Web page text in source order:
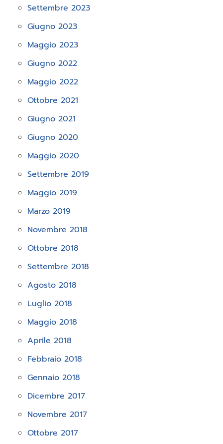
Settembre 2023
Giugno 2023
Maggio 2023
Giugno 2022
Maggio 2022
Ottobre 2021
Giugno 2021
Giugno 2020
Maggio 2020
Settembre 2019
Maggio 2019
Marzo 2019
Novembre 2018
Ottobre 2018
Settembre 2018
Agosto 2018
Luglio 2018
Maggio 2018
Aprile 2018
Febbraio 2018
Gennaio 2018
Dicembre 2017
Novembre 2017
Ottobre 2017